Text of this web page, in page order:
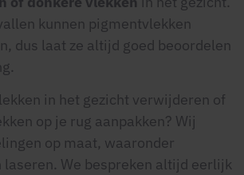
kunnen pigmentvlekken
dus laat ze altijd goed beoordelen
in het gezicht verwijderen of
op je rug aanpakken? Wij
op maat, waaronder
laseren. We bespreken altijd eerlijk